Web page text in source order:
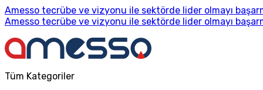
Amesso tecrübe ve vizyonu ile sektörde lider olmayı
Amesso tecrübe ve vizyonu ile sektörde lider olmayı
Tüm Kategoriler